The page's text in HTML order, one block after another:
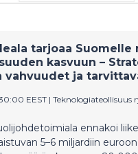
tarjoaa Suomelle
kasvuun –
vahvuudet ja
EEST | Teknologiateollisuus
ennakoi
5–6 miljardiin euroon